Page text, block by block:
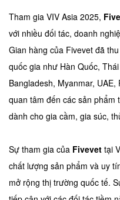
Tham gia VIV Asia 2025,
với nhiều đối tác, doanh
Gian hàng của Fivevet đã
quốc gia như Hàn Quốc,
Bangladesh, Myanmar,
quan tâm đến các sản phẩm
dành cho gia cầm, gia súc,
Sự tham gia của Fivevet tại
chất lượng sản phẩm và uy
mở rộng thị trường quốc tế.